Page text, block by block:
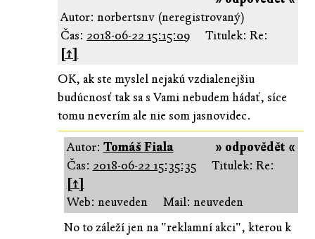
Autor: norbertsnv (neregistrovaný)
Čas: 2018-06-22 15:15:09
Titulek: Re:
[↑]
OK, ak ste myslel nejakú vzdialenejšiu
budúcnosť tak sa s Vami nebudem hádať, síce
tomu neverím ale nie som jasnovidec.
» odpovědět «
Autor: Tomáš Fiala
Čas: 2018-06-22 15:35:35
Titulek: Re:
[↑]
Web: neuveden
Mail: neuveden
No to záleží jen na "reklamní akci", kterou k